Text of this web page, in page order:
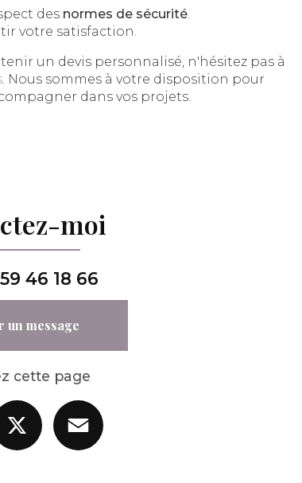
des normes de sécurité.
votre satisfaction.
un devis personnalisé, n'hésitez pas à
. Nous sommes à votre disposition pour
dans vos projets.
moi
46 18 66
un message
cette page